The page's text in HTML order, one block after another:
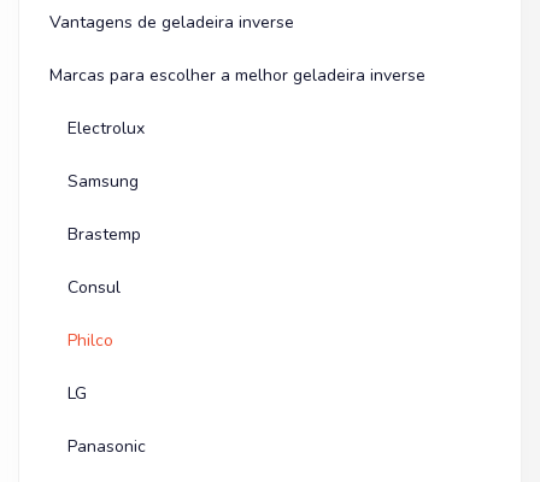
Vantagens de geladeira inverse
Marcas para escolher a melhor geladeira inverse
Electrolux
Samsung
Brastemp
Consul
Philco
LG
Panasonic